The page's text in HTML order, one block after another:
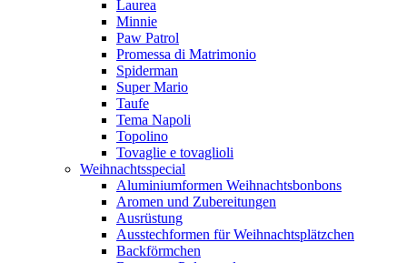
Laurea
Minnie
Paw Patrol
Promessa di Matrimonio
Spiderman
Super Mario
Taufe
Tema Napoli
Topolino
Tovaglie e tovaglioli
Weihnachtsspecial
Aluminiumformen Weihnachtsbonbons
Aromen und Zubereitungen
Ausrüstung
Ausstechformen für Weihnachtsplätzchen
Backförmchen